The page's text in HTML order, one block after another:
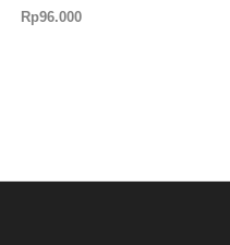
Rp96.000